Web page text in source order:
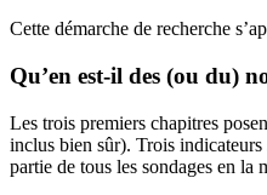
Cette démarche de recherche
Qu’en est-il des (ou du)
Les trois premiers chapitres
inclus bien sûr). Trois
partie de tous les sondages en la